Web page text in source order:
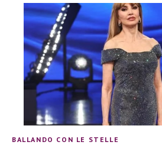
BALLANDO CON LE STELLE